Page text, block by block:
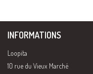
INFORMATIONS
Loopita
10 rue du Vieux Marché